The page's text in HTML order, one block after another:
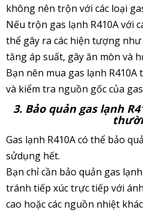
không nên trộn với các loại
Nếu trộn gas lạnh R410A với
thể gây ra các hiện tượng
tăng áp suất, gây ăn mòn và
Bạn nên mua gas lạnh R410A
và kiểm tra nguồn gốc của
3. Bảo quản gas lạnh
Gas lạnh R410A có thể bảo
sửdụng hết.
Bạn chỉ cần bảo quản gas
tránh tiếp xúc trực tiếp với
cao hoặc các nguồn nhiệt